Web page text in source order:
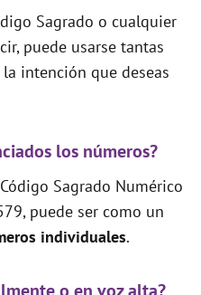
Sagrado o cualquier
puede usarse tantas
intención que deseas
los números?
Sagrado Numérico
puede ser como un
individuales.